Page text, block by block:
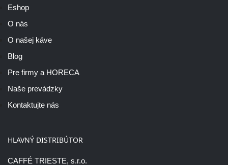
Eshop
O nás
O našej káve
Blog
Pre firmy a HORECA
Naše prevádzky
Kontaktujte nás
HLAVNÝ DISTRIBÚTOR
CAFFÉ TRIESTE, s.r.o.